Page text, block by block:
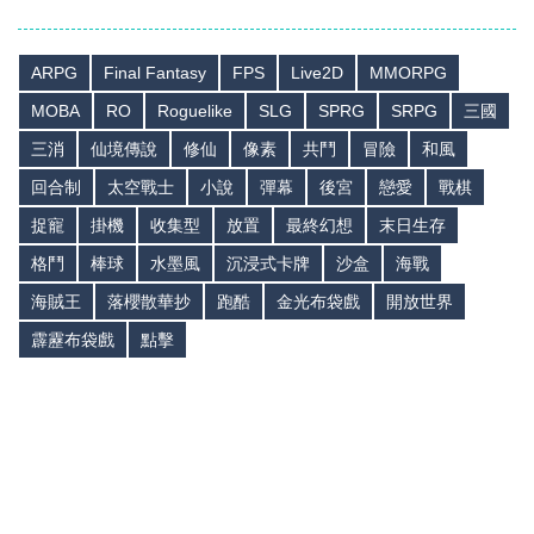
ARPG Final Fantasy FPS Live2D
MMORPG
MOBA
RO Roguelike SLG SPRG SRPG
三國
三消
仙境傳說 修仙 像素 共鬥 冒險
和風
回合制
太空戰士 小說 彈幕 後宮 戀愛
戰棋
捉寵
掛機 收集型 放置 最終幻想
末日生存
格鬥
棒球 水墨風 沉浸式卡牌 沙盒
海戰
海賊王
落櫻散華抄 跑酷 金光布袋戲
開放世界
霹靂布袋戲
點擊